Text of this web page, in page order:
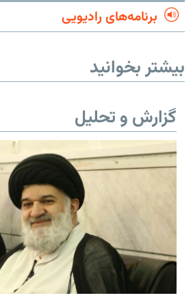
برنامه‌های رادیویی
بیشتر بخوانید
گزارش و تحلیل